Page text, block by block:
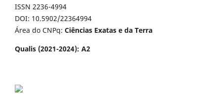
ISSN 2236-4994
DOI: 10.5902/22364994
Área do CNPq: Ciências Exatas e da Terra
Qualis (2021-2024): A2